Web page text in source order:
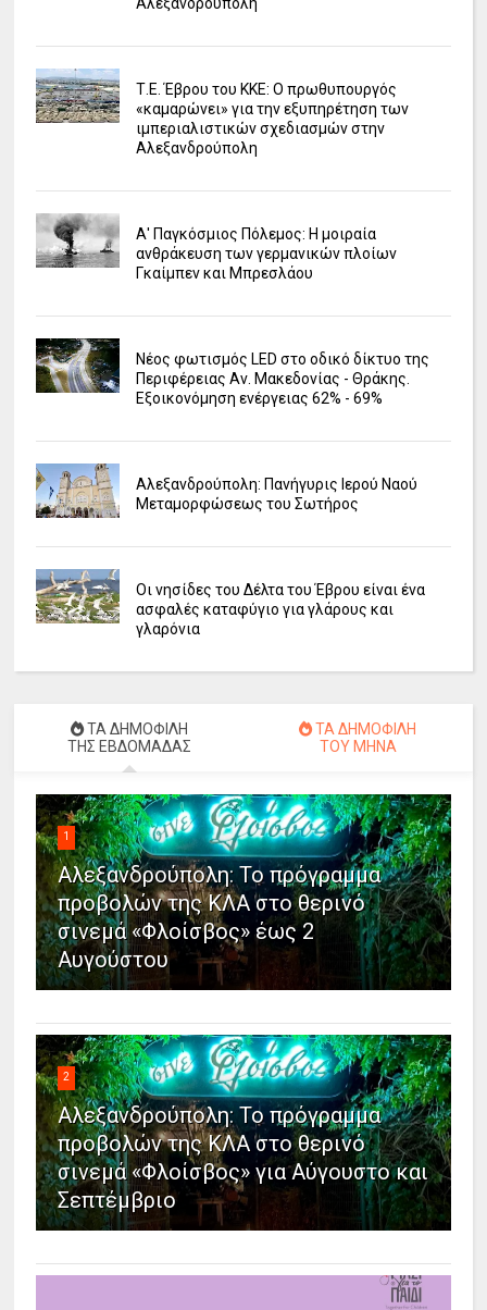
Τ.Ε. Έβρου του ΚΚΕ: Ο πρωθυπουργός
«καμαρώνει» για την εξυπηρέτηση των
ιμπεριαλιστικών σχεδιασμών στην
Αλεξανδρούπολη
Α' Παγκόσμιος Πόλεμος: Η μοιραία
ανθράκευση των γερμανικών πλοίων
Γκαίμπεν και Μπρεσλάου
Νέος φωτισμός LED στο οδικό δίκτυο της
Περιφέρειας Αν. Μακεδονίας - Θράκης.
Εξοικονόμηση ενέργειας 62% - 69%
Αλεξανδρούπολη: Πανήγυρις Ιερού Ναού
Μεταμορφώσεως του Σωτήρος
Οι νησίδες του Δέλτα του Έβρου είναι ένα
ασφαλές καταφύγιο για γλάρους και
γλαρόνια
ΤΑ ΔΗΜΟΦΙΛΗ
ΤΗΣ ΕΒΔΟΜΑΔΑΣ
ΤΑ ΔΗΜΟΦΙΛΗ
ΤΟΥ ΜΗΝΑ
1
Αλεξανδρούπολη: Το πρόγραμμα
προβολών της ΚΛΑ στο θερινό
σινεμά «Φλοίσβος» έως 2
Αυγούστου
2
Αλεξανδρούπολη: Το πρόγραμμα
προβολών της ΚΛΑ στο θερινό
σινεμά «Φλοίσβος» για Αύγουστο και
Σεπτέμβριο